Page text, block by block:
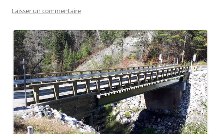
Laisser un commentaire